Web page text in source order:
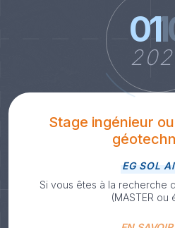
01
Stage ingénieur
EG SOL
Si vous êtes à la recherche
(MASTER ou